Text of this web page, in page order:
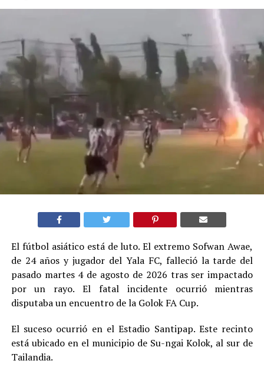
El fútbol asiático está de luto. El extremo Sofwan Awae,
de 24 años y jugador del Yala FC, falleció la tarde del
pasado martes 4 de agosto de 2026 tras ser impactado
por un rayo. El fatal incidente ocurrió mientras
disputaba un encuentro de la Golok FA Cup.
El suceso ocurrió en el Estadio Santipap. Este recinto
está ubicado en el municipio de Su-ngai Kolok, al sur de
Tailandia.